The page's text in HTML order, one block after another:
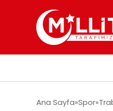
Ana Sayfa Spor